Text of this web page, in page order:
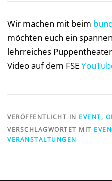
Wir machen mit beim
möchten euch ein
lehrreiches
Video auf dem FSE
VERÖFFENTLICHT IN EVENT,
VERSCHLAGWORTET MIT
VERANSTALTUNGEN